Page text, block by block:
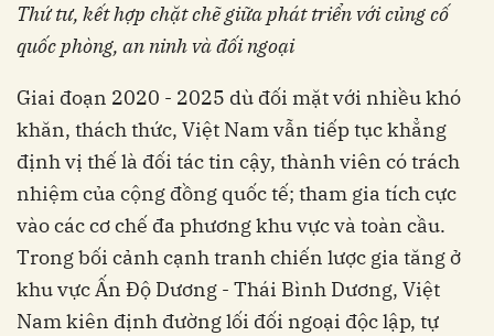
Thứ tư, kết hợp chặt chẽ giữaphát triển với củng cố
quốc phòng, an ninh và đối ngoại
Giai đoạn 2020 - 2025 dù đối mặt với nhiều khó
khăn, thách thức, Việt Nam vẫn tiếp tục khẳng
định vị thế là đối tác tin cậy, thành viên có trách
nhiệm của cộng đồng quốc tế; tham gia tích cực
vào các cơ chế đa phương khu vực và toàn cầu.
Trong bối cảnh cạnh tranh chiến lược gia tăng ở
khu vực Ấn Độ Dương - Thái Bình Dương, Việt
Nam kiên định đường lối đối ngoại độc lập, tự